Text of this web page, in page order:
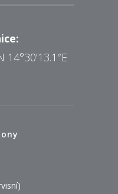
14°30’13.1″E